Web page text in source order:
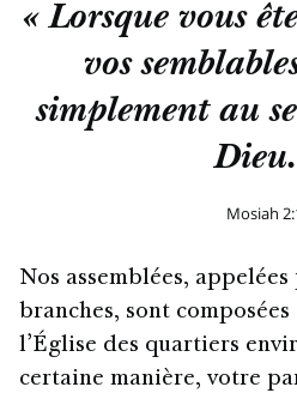
« Lorsque vous
vos
simplement au
Mosiah
Nos assemblées, appelées
branches, sont
l’Église des quartiers
certaine manière, votre